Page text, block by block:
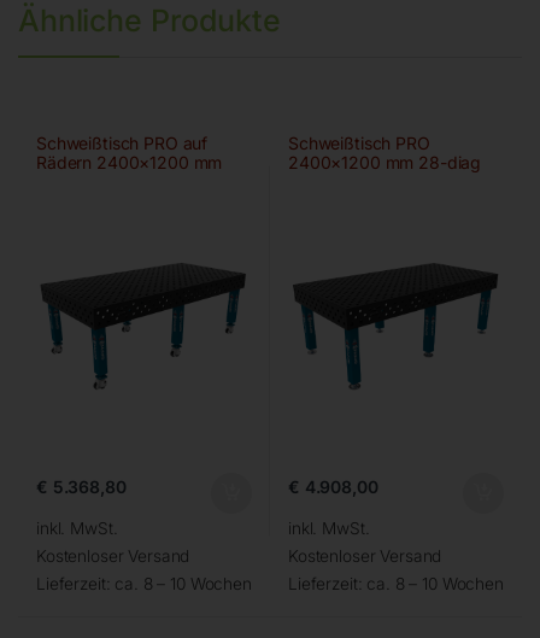
Ähnliche Produkte
Schweißtisch PRO auf
Rädern 2400×1200 mm
€ 5.368,80
inkl. MwSt.
Kostenloser Versand
Lieferzeit: ca. 8 – 10 Wochen
Schweißtisch PRO
2400×1200 mm 28-diag
€ 4.908,00
inkl. MwSt.
Kostenloser Versand
Lieferzeit: ca. 8 – 10 Wochen